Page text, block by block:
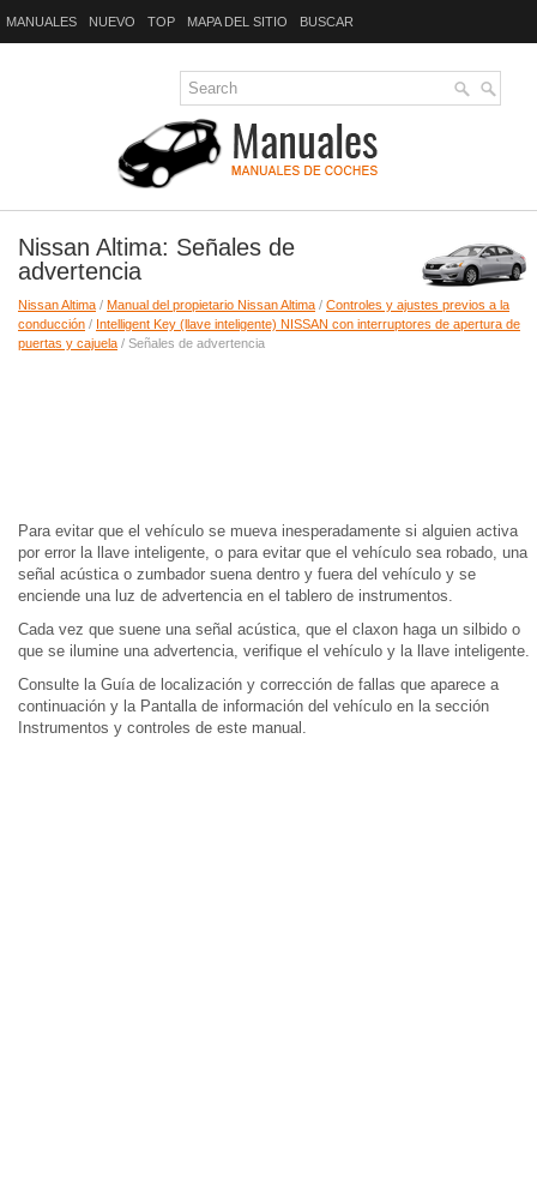
MANUALES NUEVO TOP MAPA DEL SITIO BUSCAR
Nissan Altima: Señales de
advertencia
Nissan Altima / Manual del propietario Nissan Altima / Controles y ajustes previos a la
conducción / Intelligent Key (llave inteligente) NISSAN con interruptores de apertura de
puertas y cajuela / Señales de advertencia
Para evitar que el vehículo se mueva inesperadamente si alguien activa
por error la llave inteligente, o para evitar que el vehículo sea robado, una
señal acústica o zumbador suena dentro y fuera del vehículo y se
enciende una luz de advertencia en el tablero de instrumentos.
Cada vez que suene una señal acústica, que el claxon haga un silbido o
que se ilumine una advertencia, verifique el vehículo y la llave inteligente.
Consulte la Guía de localización y corrección de fallas que aparece a
continuación y la Pantalla de información del vehículo en la sección
Instrumentos y controles de este manual.